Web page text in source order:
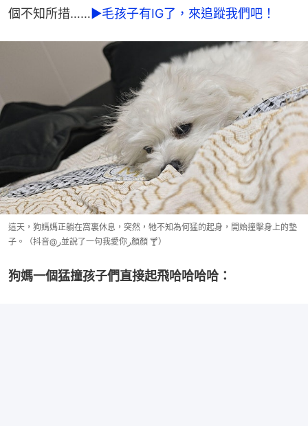
個不知所措……►毛孩子有IG了，來追蹤我們吧！
這天，狗媽媽正躺在窩裏休息，突然，牠不知為何猛的起身，開始撞擊身上的墊
子。（抖音@ﺭ並說了一句我愛你ﺭ顏顏 🍸）
狗媽一個猛撞孩子們直接起飛哈哈哈哈：